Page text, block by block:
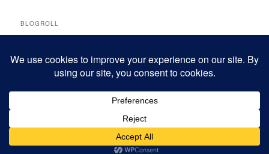
BLOGROLL
Black and White Power
Mis macrofotografías
Teresita Rivas
Funciona gracias a WordPress